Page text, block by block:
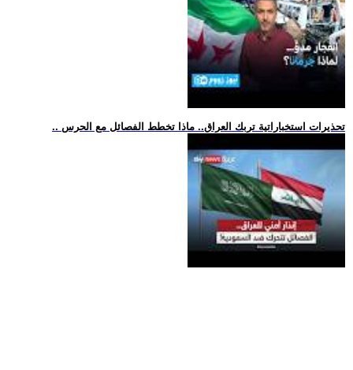
.. تحذيرات استخباراتية تربك العراق.. ماذا تخطط الفصائل مع الحرس